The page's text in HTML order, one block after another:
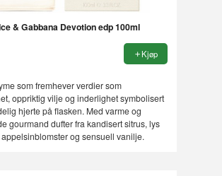
& Gabbana Devotion edp 100ml
Kjøp
som fremhever verdier som
oppriktig vilje og inderlighet symbolisert
hjerte på flasken. Med varme og
gourmand dufter fra kandisert sitrus, lys
og sensuell vanilje.